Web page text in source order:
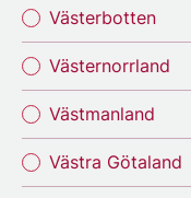
Västerbotten
Västernorrland
Västmanland
Västra Götaland